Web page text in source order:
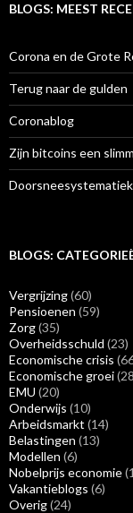
BLOGS: MEEST
Corona en de Grote
Terug naar de gulden
Coronablog
Zijn bitcoins een
Doorsneesystematiek
BLOGS:
Vergrijzing(60)
Pensioenen (59)
Zorg(35)
Overheidsschuld (23)
Economische crisis
Economische groei
EMU (20)
Onderwijs (10)
Arbeidsmarkt (14)
Belastingen (13)
Modellen (6)
Nobelprijs economie
Vakantieblogs (6)
Overig(24)